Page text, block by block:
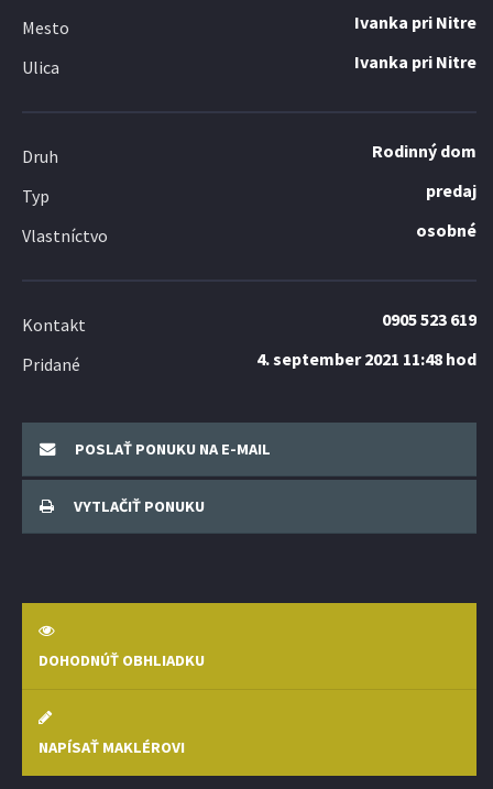
Mesto Ivanka pri Nitre
Ulica Ivanka pri Nitre
Druh Rodinný dom
Typ predaj
Vlastníctvo osobné
Kontakt 0905 523 619
Pridané 4. september 2021 11:48 hod
POSLAŤ PONUKU NA E-MAIL
VYTLAČIŤ PONUKU
DOHODNÚŤ OBHLIADKU
NAPÍSAŤ MAKLÉROVI